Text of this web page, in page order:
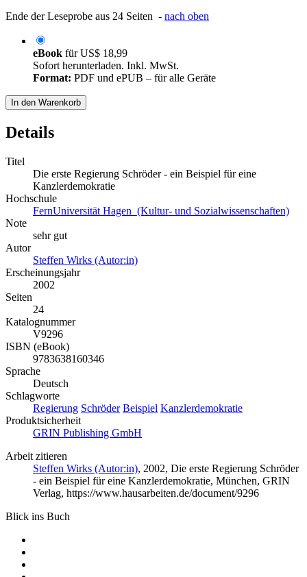
Ende der Leseprobe aus 24 Seiten - nach oben
eBook fürUS$ 18,99
Sofort herunterladen. Inkl. MwSt.
Format: PDF und ePUB – für alle Geräte
In den Warenkorb
Details
Titel
Die erste Regierung Schröder - ein Beispiel für eine
Kanzlerdemokratie
Hochschule
FernUniversität Hagen (Kultur- und Sozialwissenschaften)
Note
sehr gut
Autor
Steffen Wirks (Autor:in)
Erscheinungsjahr
2002
Seiten
24
Katalognummer
V9296
ISBN (eBook)
9783638160346
Sprache
Deutsch
Schlagworte
Regierung Schröder Beispiel Kanzlerdemokratie
Produktsicherheit
GRIN Publishing GmbH
Arbeit zitieren
Steffen Wirks (Autor:in), 2002, Die erste Regierung Schröder
- ein Beispiel für eine Kanzlerdemokratie, München, GRIN
Verlag, https://www.hausarbeiten.de/document/9296
Blick ins Buch